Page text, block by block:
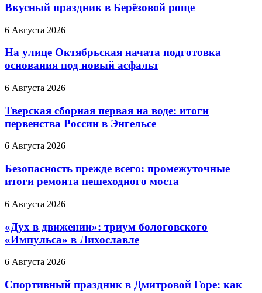
Вкусный праздник в Берёзовой роще
6 Августа 2026
На улице Октябрьская начата подготовка
основания под новый асфальт
6 Августа 2026
Тверская сборная первая на воде: итоги
первенства России в Энгельсе
6 Августа 2026
Безопасность прежде всего: промежуточные
итоги ремонта пешеходного моста
6 Августа 2026
«Дух в движении»: триум бологовского
«Импульса» в Лихославле
6 Августа 2026
Спортивный праздник в Дмитровой Горе: как